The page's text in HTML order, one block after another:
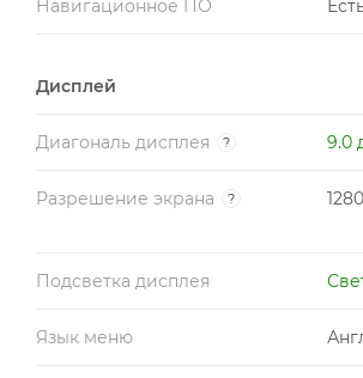
Навигационное ПО
Дисплей
Диагональ дисплея ? 9.0
Разрешение экрана ?
Подсветка дисплея
Язык меню